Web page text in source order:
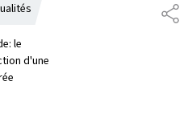
P
A
le
d'une